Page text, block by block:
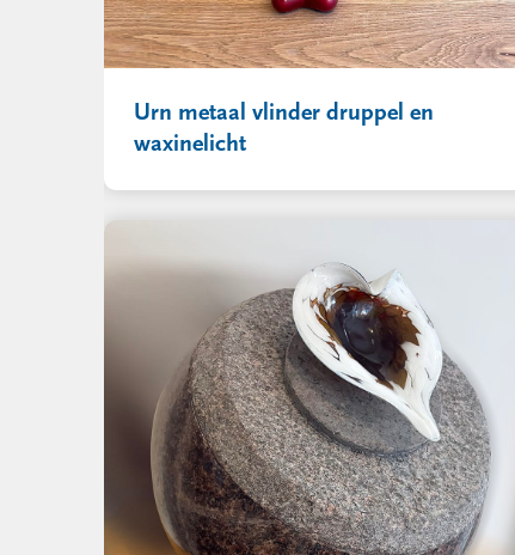
Urn metaal vlinder druppel en
waxinelicht